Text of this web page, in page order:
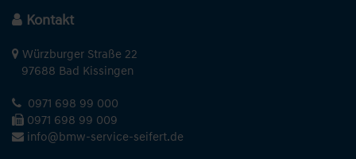
Kontakt
Würzburger Straße 22
97688 Bad Kissingen
0971 698 99 000
0971 698 99 009
info@bmw-service-seifert.de